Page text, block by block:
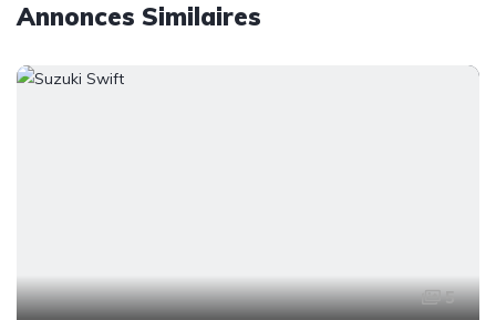
Annonces Similaires
5